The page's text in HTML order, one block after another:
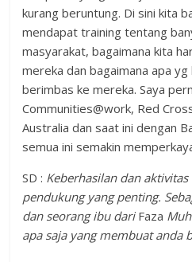
kurang beruntung. Di sini kita
mendapat training tentang
masyarakat, bagaimana kita
mereka dan bagaimana apa yg
berimbas ke mereka. Saya
Communities@work, Red
Australia dan saat ini dengan
semua ini semakin
SD : Keberhasilan dan
pendukung yang penting.
dan seorang ibu dariFaza
apa saja yang membuat anda